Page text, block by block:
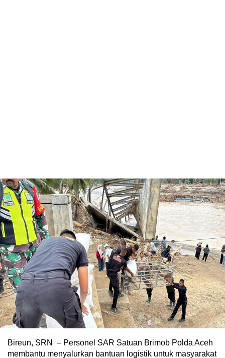
Bireun, SRN – Personel SAR Satuan Brimob Polda Aceh
membantu menyalurkan bantuan logistik untuk masyarakat